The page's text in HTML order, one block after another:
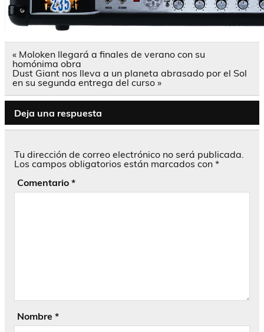
Navegación
de
entradas
« Moloken llegará a finales de verano con su
homónima obra
Dust Giant nos lleva a un planeta abrasado por el Sol
en su segunda entrega del curso »
Deja una respuesta
Tu dirección de correo electrónico no será publicada.
Los campos obligatorios están marcados con *
Comentario *
Nombre *